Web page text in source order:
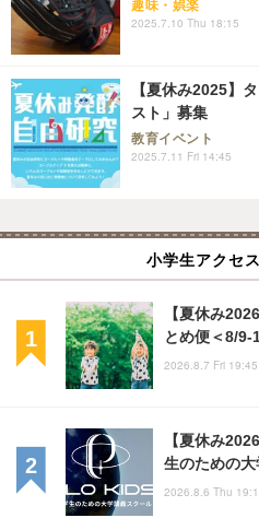
趣味・娯楽
2025.7.10 Thu 18:15
【夏休み2025】
スト」募集
教育イベント
2025.7.11 Fri 14:45
小学生アクセ
【夏休み
とめ便＜8/9-
2026.8.7 Fri 19:45
【夏休み
生のための
2026.8.6 Thu